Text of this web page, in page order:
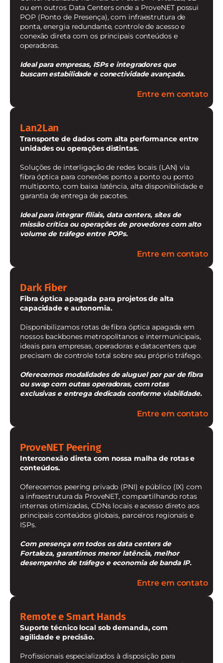
ou em outros Data Centers onde a ProveNET possui
POP (Ponto de Presença), com infraestrutura de
ponta, energia redundante, controle de acesso e
conexão direta com os principais conteúdos e
operadoras.
Ideal para empresas, ISPs e integradores que
buscam estabilidade e conectividade avançada.
Entre em contato
Lan2Lan
Transporte de dados com alta performance entre
unidades ou operações distintas.
Soluções de interligação de redes locais (LAN) via
fibra óptica para conexões ponto a ponto ou ponto
multiponto, com baixa latência, alta disponibilidade e
garantia de entrega de pacotes.
Ideal para integrar filiais, data centers, sites de
missão crítica ou operações de provedores com alto
volume de tráfego entre POPs.
Entre em contato
Dark Fiber
Fibra óptica apagada para projetos de alta
capacidade e autonomia.
Disponibilizamos rotas de fibra óptica apagada em
nossos backbones metropolitanos e intermunicipais,
ideais para empresas, operadoras e datacenters que
precisam de controle total sobre seu próprio tráfego.
Oferecemos modalidades de aluguel por par de fibra
ou swap com outras operadoras, com rotas
exclusivas e entrega dedicada conforme viabilidade.
Entre em contato
ProveNET Peering
Interconexão direta com nossa malha de rotas e
conteúdos.
Oferecemos peering privado (PNI) e público (IX) com
a infraestrutura da ProveNET, compartilhando rotas
internas otimizadas, CDNs locais e acesso direto aos
principais conteúdos globais, parceiros regionais e
ISPs.
Com presença em todos os data centers de
Fortaleza, garantimos menor latência, melhor
desempenho de tráfego e economia de banda IP.
Entre em contato
Remote e Smart Hands
Suporte técnico local sob demanda, com
agilidade e precisão.
Profissionais especializados à disposição para